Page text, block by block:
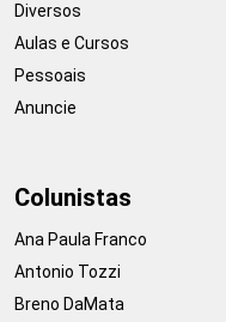
Diversos
Aulas e Cursos
Pessoais
Anuncie
Colunistas
Ana Paula Franco
Antonio Tozzi
Breno DaMata